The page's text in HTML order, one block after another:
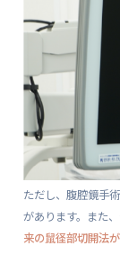
ただし、腹腔鏡手
があります。また
来の鼠径部切開法